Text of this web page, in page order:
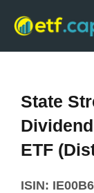
State
ETF
ISIN: